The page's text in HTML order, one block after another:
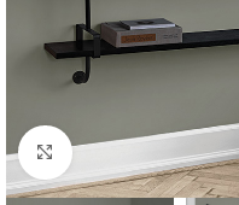
Cliquer pour agrandir